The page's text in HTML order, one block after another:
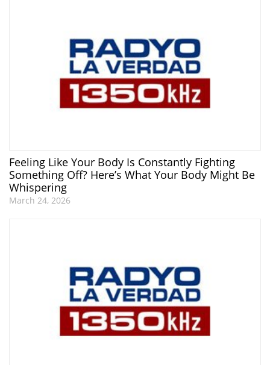
Feeling Like Your Body Is Constantly Fighting
Something Off? Here’s What Your Body Might Be
Whispering
March 24, 2026